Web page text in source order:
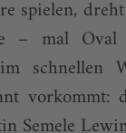
spielen,
– mal
schnellen
vorkommt:
Semele